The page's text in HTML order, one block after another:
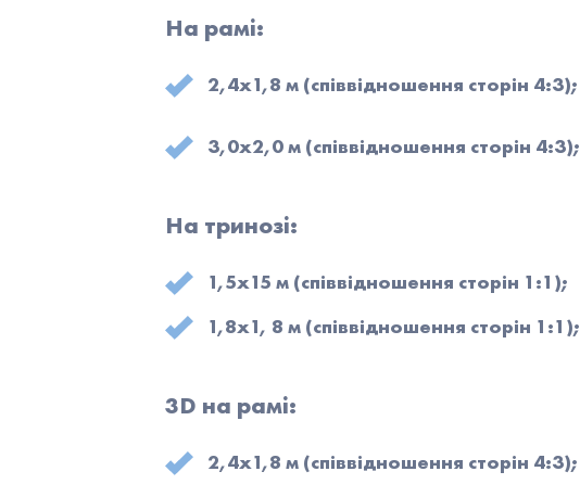
На рамі:
2,4х1,8 м (співвідношення сторін 4:3);
3,0х2,0 м (співвідношення сторін 4:3);
На тринозі:
1,5х15 м (співвідношення сторін 1:1);
1,8х1, 8 м (співвідношення сторін 1:1);
3D на рамі:
2,4х1,8 м (співвідношення сторін 4:3);